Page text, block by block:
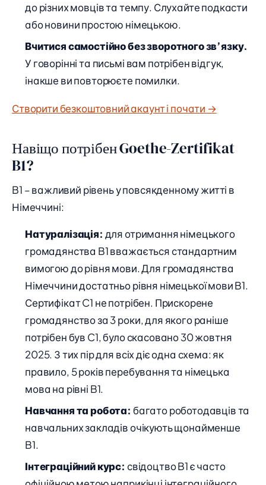
до різних мовців та темпу. Слухайте подкасти
або новини простою німецькою.
Вчитися самостійно без зворотного зв’язку.
У говорінні та письмі вам потрібен відгук,
інакше ви повторюєте помилки.
Створити безкоштовний акаунт і почати →
Навіщо потрібен Goethe-Zertifikat
B1?
B1 – важливий рівень у повсякденному житті в
Німеччині:
Натуралізація: для отримання німецького
громадянства B1 вважається стандартним
вимогою до рівня мови. Для громадянства
Німеччини достатньо рівня німецької мови B1.
Сертифікат C1 не потрібен. Прискорене
громадянство за 3 роки, для якого раніше
потрібен був C1, було скасовано 30 жовтня
2025. З тих пір для всіх діє одна схема: як
правило, 5 років перебування та німецька
мова на рівні B1.
Навчання та робота: багато роботодавців та
навчальних закладів очікують щонайменше
B1.
Інтеграційний курс: свідоцтво B1 є часто